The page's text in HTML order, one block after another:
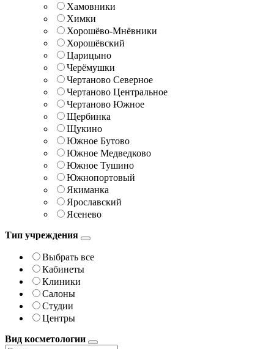
Хамовники
Химки
Хорошёво-Мнёвники
Хорошёвский
Царицыно
Черёмушки
Чертаново Северное
Чертаново Центральное
Чертаново Южное
Щербинка
Щукино
Южное Бутово
Южное Медведково
Южное Тушино
Южнопортовый
Якиманка
Ярославский
Ясенево
Тип учреждения
Выбрать все
Кабинеты
Клиники
Салоны
Студии
Центры
Вид косметологии